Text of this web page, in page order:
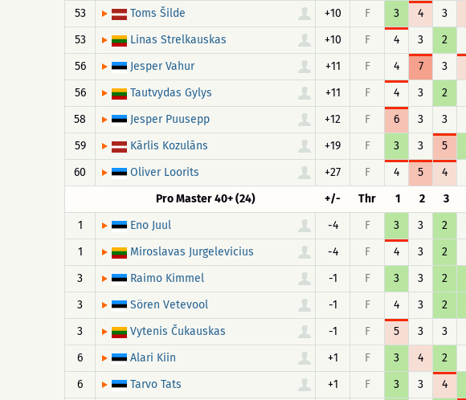
53
Toms Šilde +10 F 3 4 3
53
Linas Strelkauskas +10 F 4 3 2
56
Jesper Vahur +11 F 4 7 3
56
Tautvydas Gylys +11 F 4 3 2
58
Jesper Puusepp +12 F 6 3 3
59
Kārlis Kozulāns +19 F 3 3 5
60
Oliver Loorits +27 F 4 5 4
Pro Master 40+ (24)
+/- Thr 1 2 3
1
Eno Juul -4 F 3 3 2
1
Miroslavas Jurgelevicius -4 F 4 3 2
3
Raimo Kimmel -1 F 3 3 2
3
Sören Vetevool -1 F 4 3 2
3
Vytenis Čukauskas -1 F 5 3 3
6
Alari Kiin +1 F 3 4 2
6
Tarvo Tats +1 F 3 3 4